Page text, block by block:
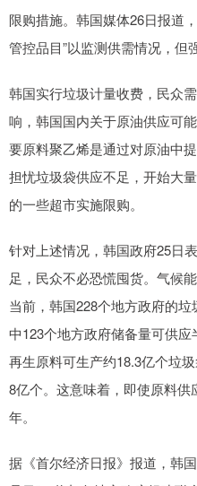
限购措施。韩国媒体26日报道
管控品目”以监测供需情况，但
韩国实行垃圾计量收费，民众
响，韩国国内关于原油供应可
要原料聚乙烯是通过对原油中
担忧垃圾袋供应不足，开始大
的一些超市实施限购。
针对上述情况，韩国政府25日
足，民众不必恐慌囤货。气候
当前，韩国228个地方政府的
中123个地方政府储备量可供
再生原料可生产约18.3亿个垃
8亿个。这意味着，即使原料
年。
据《首尔经济日报》报道，韩